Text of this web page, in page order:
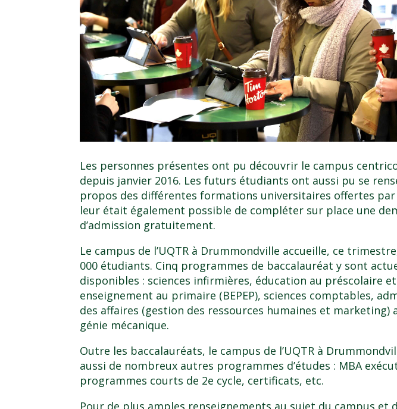
Les personnes présentes ont pu découvrir le campus
depuis janvier 2016. Les futurs étudiants ont aussi pu se
propos des différentes formations universitaires offertes par
leur était également possible de compléter sur place une
d’admission gratuitement.
Le campus de l’UQTR à Drummondville accueille, ce
000 étudiants. Cinq programmes de baccalauréat y sont
disponibles : sciences infirmières, éducation au préscolaire et
enseignement au primaire (BEPEP), sciences comptables,
des affaires (gestion des ressources humaines et marketing)
génie mécanique.
Outre les baccalauréats, le campus de l’UQTR à
aussi de nombreux autres programmes d’études : MBA
programmes courts de 2e cycle, certificats, etc.
Pour de plus amples renseignements au sujet du campus et